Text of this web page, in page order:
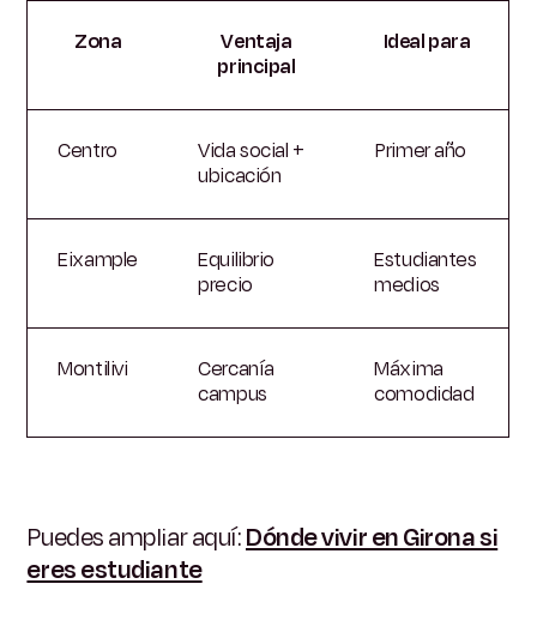
Zona
Ventaja
principal
Ideal para
Centro
Vida social +
ubicación
Primer año
Eixample
Equilibrio
precio
Estudiantes
medios
Montilivi
Cercanía
campus
Máxima
comodidad
Puedes ampliar aquí:Dónde vivir en Girona si
eres estudiante